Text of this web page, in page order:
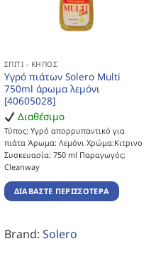
ΣΠΊΤΙ - ΚΉΠΟΣ
Υγρό πιάτων Solero Multi
750ml άρωμα λεμόνι
[40605028]
Διαθέσιμο
Τύπος: Υγρό απορρυπαντικό για
πιάτα Άρωμα: Λεμόνι Χρώμα:Κιτρινο
Συσκευασία: 750 ml Παραγωγός:
Cleanway
ΔΙΑΒΆΣΤΕ ΠΕΡΙΣΣΌΤΕΡΑ
Brand: Solero